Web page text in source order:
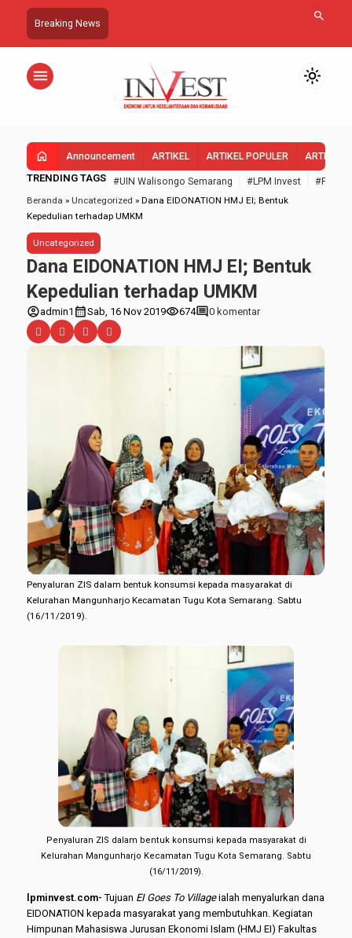
Breaking News search
menu light_mode
home Announcement ARTIKEL ARTIKEL POPULER ARTIKEL
TRENDING TAGS #UIN Walisongo Semarang #LPM Invest
#FEBI
Beranda » Uncategorized » Dana EIDONATION HMJ EI; Bentuk
Kepedulian terhadap UMKM
Uncategorized
Dana EIDONATION HMJ EI; Bentuk
Kepedulian terhadap UMKM
account_circleadmin1 calendar_monthSab, 16 Nov 2019visibility674comment0 komentar
Penyaluran ZIS dalam bentuk konsumsi kepada masyarakat di
Kelurahan Mangunharjo Kecamatan Tugu Kota Semarang. Sabtu
(16/11/2019).
Penyaluran ZIS dalam bentuk konsumsi kepada masyarakat di
Kelurahan Mangunharjo Kecamatan Tugu Kota Semarang. Sabtu
(16/11/2019).
lpminvest.com-Tujuan EI Goes To Villageialah menyalurkan dana
EIDONATION kepada masyarakat yang membutuhkan. Kegiatan
Himpunan Mahasiswa Jurusan Ekonomi Islam (HMJ EI) Fakultas